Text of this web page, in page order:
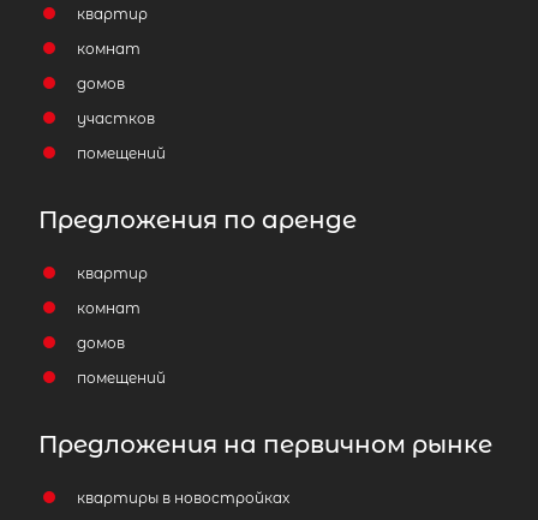
квартир
комнат
домов
участков
помещений
Предложения по аренде
квартир
комнат
домов
помещений
Предложения на первичном рынке
квартиры в новостройках